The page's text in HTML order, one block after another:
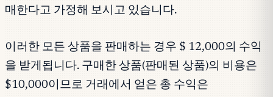
매한다고 가정해 보시고 있습니다.
이러한 모든 상품을 판매하는 경우 $ 12,000의 수익
을 받게됩니다. 구매한 상품(판매된 상품)의 비용은
$10,000이므로 거래에서 얻은 총 수익은